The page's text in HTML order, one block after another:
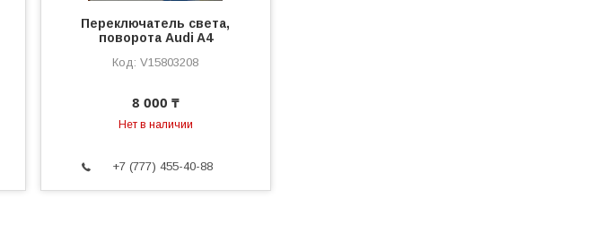
Переключатель света,
поворота Audi A4
V15803208
8 000 ₸
Нет в наличии
+7 (777) 455-40-88